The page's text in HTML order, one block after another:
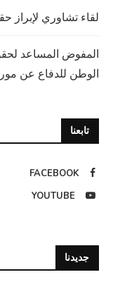
لقاء تشاوري لإبراز
المفوض المساعد
الوطن للدفاع عن
تابعنا
FACEBOOK
YOUTUBE
جديدنا